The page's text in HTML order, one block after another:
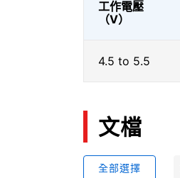
工作電壓
（V）
4.5 to 5.5
文檔
全部選擇